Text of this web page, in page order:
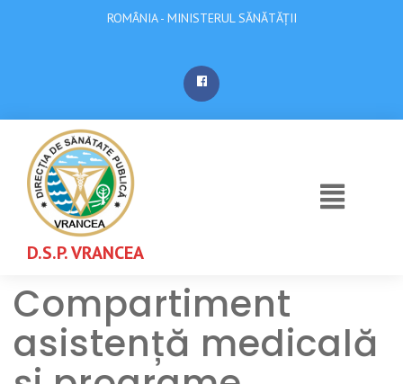
ROMÂNIA - MINISTERUL SĂNĂTĂȚII
D.S.P. VRANCEA
Compartiment
asistență medicală